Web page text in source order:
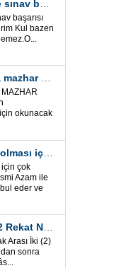
başarısı
Kul bazen
okunacak
Bütün duaların daha etkili olması için önemli bir İsm-i Azam Dua Tertibi
için çok
Azam ile
eder ve
Her Arabi Ayın İlk Gecesi “2 Rekat Namaz” O Ay tüm belalardan kurtuluş
Arası İki (2)
sonra